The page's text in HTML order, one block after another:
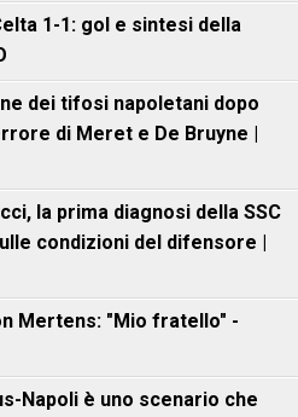
1-1: gol e sintesi della
dei tifosi napoletani dopo
di Meret e De Bruyne |
la prima diagnosi della SSC
condizioni del difensore |
Mertens: "Mio fratello" -
Napoli è uno scenario che